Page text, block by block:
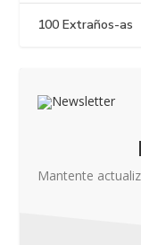
100 Extraños-as
Mantente